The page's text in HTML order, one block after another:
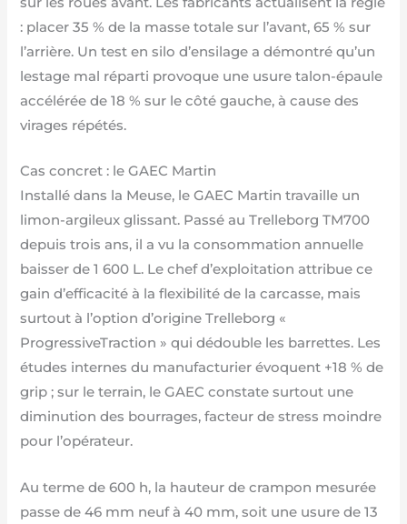
: placer 35 % de la masse totale sur l’avant, 65 % sur
l’arrière. Un test en silo d’ensilage a démontré qu’un
lestage mal réparti provoque une usure talon-épaule
accélérée de 18 % sur le côté gauche, à cause des
virages répétés.
Cas concret : le GAEC Martin
Installé dans la Meuse, le GAEC Martin travaille un
limon-argileux glissant. Passé au Trelleborg TM700
depuis trois ans, il a vu la consommation annuelle
baisser de 1 600 L. Le chef d’exploitation attribue ce
gain d’efficacité à la flexibilité de la carcasse, mais
surtout à l’option d’origine Trelleborg «
ProgressiveTraction » qui dédouble les barrettes. Les
études internes du manufacturier évoquent +18 % de
grip ; sur le terrain, le GAEC constate surtout une
diminution des bourrages, facteur de stress moindre
pour l’opérateur.
Au terme de 600 h, la hauteur de crampon mesurée
passe de 46 mm neuf à 40 mm, soit une usure de 13